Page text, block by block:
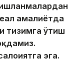
ишланмалардан
амалиётда
тизимга ўтиш
эга.